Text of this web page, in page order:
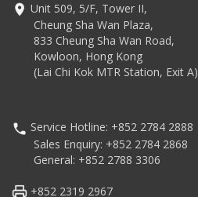
Unit 509, 5/F, Tower II,
Cheung Sha Wan Plaza,
833 Cheung Sha Wan Road,
Kowloon, Hong Kong
(Lai Chi Kok MTR Station, Exit A)
Service Hotline: +852 2784 2888
Sales Enquiry: +852 2784 2868
General: +852 2788 3306
+852 2319 2967